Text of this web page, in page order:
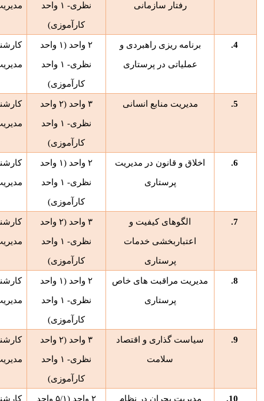
رفتار سازمانی نظری- ۱ واحد
کارآموزی)
4. برنامه ریزی راهبردی و
عملیاتی در پرستاری
۲ واحد (۱ واحد
نظری- ۱ واحد
کارآموزی)
5. مدیریت منابع انسانی ۳ واحد (۲ واحد
نظری- ۱ واحد
کارآموزی)
6. اخلاق و قانون در مدیریت
پرستاری
۲ واحد (۱ واحد
نظری- ۱ واحد
کارآموزی)
7. الگوهای کیفیت و
اعتباربخشی خدمات
پرستاری
۳ واحد (۲ واحد
نظری- ۱ واحد
کارآموزی)
8. مدیریت مراقبت های خاص
پرستاری
۲ واحد (۱ واحد
نظری- ۱ واحد
کارآموزی)
9. سیاست گذاری و اقتصاد
سلامت
۳ واحد (۲ واحد
نظری- ۱ واحد
کارآموزی)
10. مدیریت بحران در نظام ۲ واحد (۵/۱ واحد